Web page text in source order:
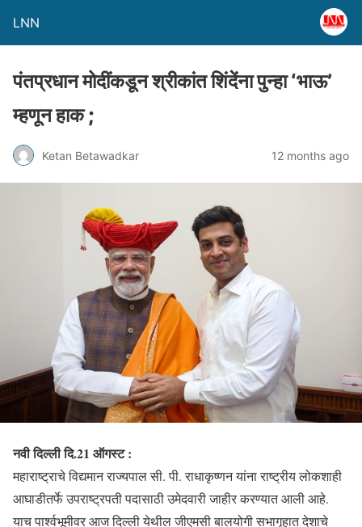
LNN
पंतप्रधान मोदींकडून श्रीकांत शिंदेंना पुन्हा ‘भाऊ’
म्हणून हाक ;
Ketan Betawadkar 12 months ago
नवी दिल्ली दि.21 ऑगस्ट :
महाराष्ट्राचे विद्यमान राज्यपाल सी. पी. राधाकृष्णन यांना राष्ट्रीय लोकशाही
आघाडीतर्फे उपराष्ट्रपती पदासाठी उमेदवारी जाहीर करण्यात आली आहे.
याच पार्श्वभूमीवर आज दिल्ली येथील जीएमसी बालयोगी सभागृहात देशाचे